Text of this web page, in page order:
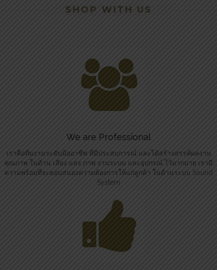
SHOP WITH US
We are Professional
เราคือทีมงานระดับมืออาชีพ ที่มีประสบการณ์ และได้สร้างสรรค์ผลงาน
คุณภาพ ในด้าน เสียง แสง ภาพ งานระบบ และอุปกรณ์ ไว้มากมาย เรามี
ความพร้อมที่จะตอบสนองความต้องการให้แก่ลูกค้า ในด้านระบบ Sound
System